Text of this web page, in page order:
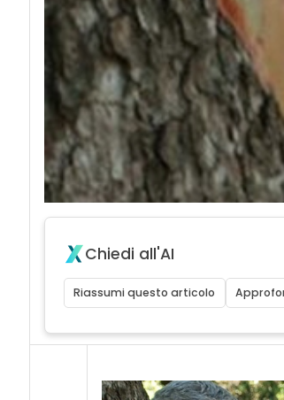
Chiedi all'AI
Riassumi questo articolo